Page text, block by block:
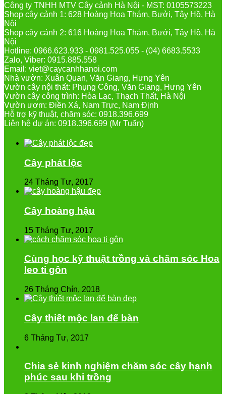
Công ty TNHH MTV Cây cảnh Hà Nội - MST: 0105573223
Shop cây cảnh 1: 628 Hoàng Hoa Thám, Bưởi, Tây Hồ, Hà
Nội
Shop cây cảnh 2: 616 Hoàng Hoa Thám, Bưởi, Tây Hồ, Hà
Nội
Hotline: 0966.623.933 - 0981.525.055 - (04) 6683.5533
Zalo, Viber: 0915.885.558
Email: viet@caycanhhanoi.com
Nhà vườn: Xuân Quan, Văn Giang, Hưng Yên
Vườn cây nội thất: Phụng Công, Văn Giang, Hưng Yên
Vườn cây công trình: Hòa Lạc, Thạch Thất, Hà Nội
Vườn ươm: Điền Xá, Nam Trực, Nam Định
Hỗ trợ kỹ thuật, chăm sóc: 0918.396.699
Liên hệ dự án: 0918.396.699 (Mr Tuấn)
Cây phát lộc
24 Tháng Tư, 2017
Cây hoàng hậu
15 Tháng Tư, 2017
Cùng học kỹ thuật trồng và chăm sóc Hoa
leo ti gôn
26 Tháng Chín, 2018
Cây thiết mộc lan để bàn
6 Tháng Tư, 2017
Chia sẻ kinh nghiệm chăm sóc cây hạnh
phúc sau khi trồng